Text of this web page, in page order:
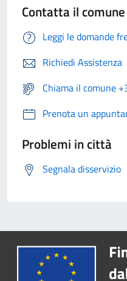
Contatta il comune
Leggi le domande
Richiedi Assistenza
Chiama il comune
Prenota un
Problemi in città
Segnala disservizio